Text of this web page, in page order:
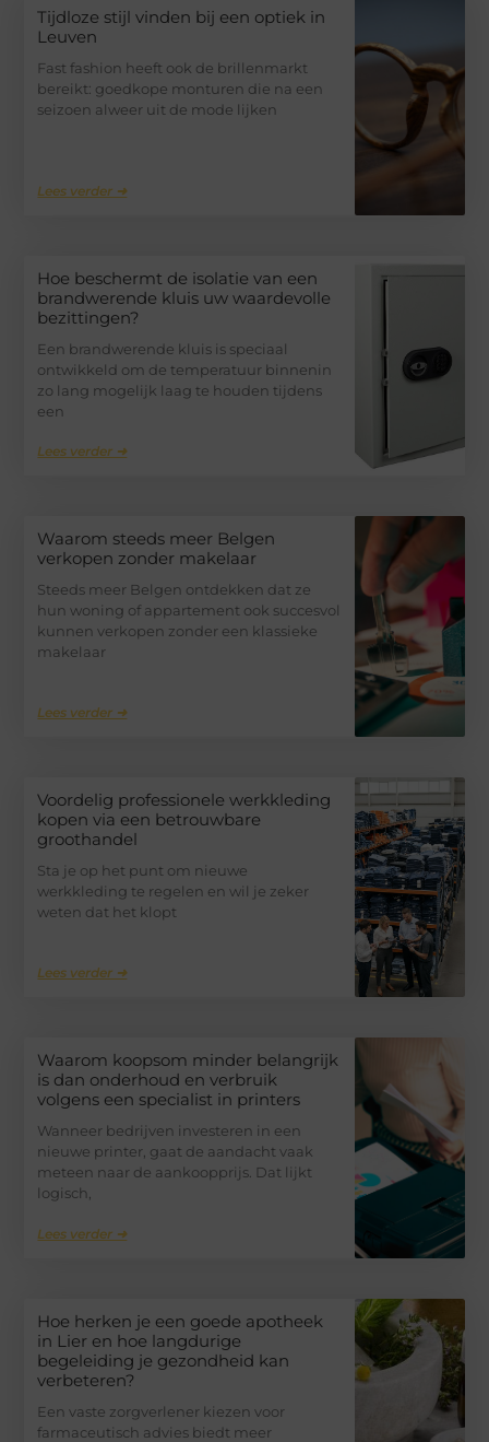
Tijdloze stijl vinden bij een optiek in
Leuven
Fast fashion heeft ook de brillenmarkt
bereikt: goedkope monturen die na een
seizoen alweer uit de mode lijken
Lees verder ➜
Hoe beschermt de isolatie van een
brandwerende kluis uw waardevolle
bezittingen?
Een brandwerende kluis is speciaal
ontwikkeld om de temperatuur binnenin
zo lang mogelijk laag te houden tijdens
een
Lees verder ➜
Waarom steeds meer Belgen
verkopen zonder makelaar
Steeds meer Belgen ontdekken dat ze
hun woning of appartement ook succesvol
kunnen verkopen zonder een klassieke
makelaar
Lees verder ➜
Voordelig professionele werkkleding
kopen via een betrouwbare
groothandel
Sta je op het punt om nieuwe
werkkleding te regelen en wil je zeker
weten dat het klopt
Lees verder ➜
Waarom koopsom minder belangrijk
is dan onderhoud en verbruik
volgens een specialist in printers
Wanneer bedrijven investeren in een
nieuwe printer, gaat de aandacht vaak
meteen naar de aankoopprijs. Dat lijkt
logisch,
Lees verder ➜
Hoe herken je een goede apotheek
in Lier en hoe langdurige
begeleiding je gezondheid kan
verbeteren?
Een vaste zorgverlener kiezen voor
farmaceutisch advies biedt meer